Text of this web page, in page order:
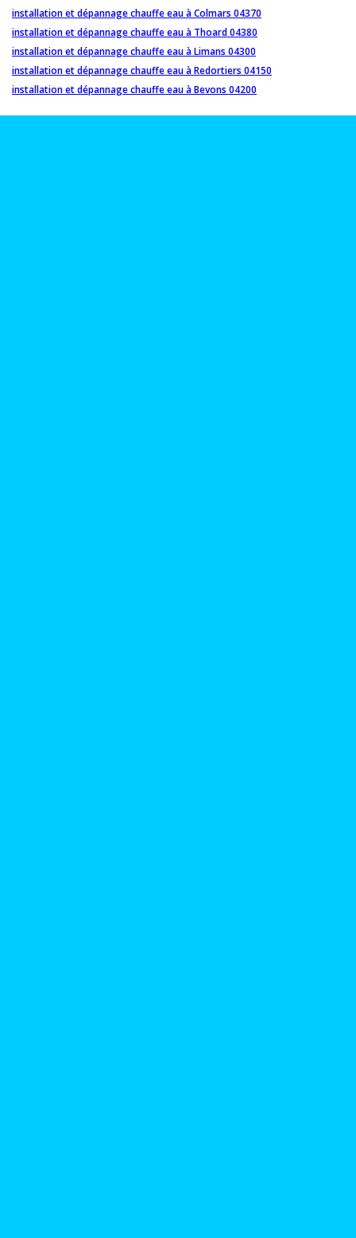
installation et dépannage chauffe eau à Colmars 04370
installation et dépannage chauffe eau à Thoard 04380
installation et dépannage chauffe eau à Limans 04300
installation et dépannage chauffe eau à Redortiers 04150
installation et dépannage chauffe eau à Bevons 04200